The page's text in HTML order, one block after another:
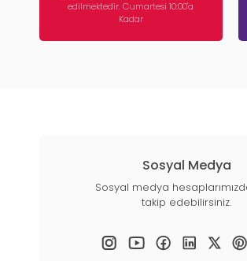
edilmektedir. Cumartesi 10:00'a
Kadar
Sosyal Medya
Sosyal medya
takip edebilirsiniz.